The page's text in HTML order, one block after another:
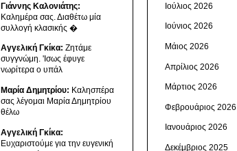
Γιάννης Καλονιάτης:
Καλημέρα σας. Διαθέτω μία
συλλογή κλασικής �
Αγγελική Γκίκα: Ζητάμε
συγγνώμη. 'Ισως έφυγε
νωρίτερα ο υπάλ
Μαρία Δημητρίου: Καλησπέρα
σας λέγομαι Μαρία Δημητρίου
θέλω
Αγγελική Γκίκα:
Ευχαριστούμε για την ευγενική
Ιούλιος 2026
Ιούνιος 2026
Μάιος 2026
Απρίλιος 2026
Μάρτιος 2026
Φεβρουάριος 2026
Ιανουάριος 2026
Δεκέμβριος 2025